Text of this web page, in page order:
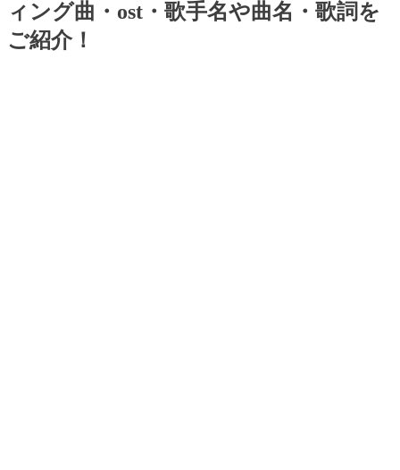
ィング曲・ost・歌手名や曲名・歌詞を
ご紹介！